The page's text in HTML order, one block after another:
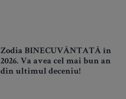
Zodia BINECUVÂNTATĂ în
2026. Va avea cel mai bun an
din ultimul deceniu!